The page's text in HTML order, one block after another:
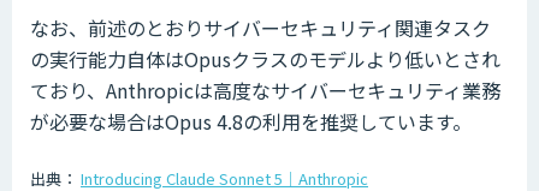
なお、前述のとおりサイバーセキュリティ関連タスク
の実行能力自体はOpusクラスのモデルより低いとされ
ており、Anthropicは高度なサイバーセキュリティ業務
が必要な場合はOpus 4.8の利用を推奨しています。
出典： Introducing Claude Sonnet 5｜Anthropic